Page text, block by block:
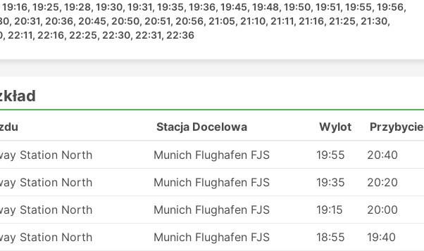
trasach, a oto lista najpopularniejszych z nich:
jest to, że możesz niemal dostosować podróż
Różne klasy i typy autobusów zaspokajają
standardowo oferują autobusy standardowej klasy.
To dobry wybór na krótsze wycieczki. Miejsca
dłuższe, jak i nocne przejazdy. Mogą oferować kuszetki
z wbudowanymi opcjami masażu, kocami, napojami
nocnymi pozwala zaoszczędzić na pokoju
pokonujesz oraz rodzaju autokaru. Na niektóre, nawet
19:25, 19:28, 19:30, 19:31, 19:35, 19:36, 19:45, 19:48, 19:50, 19:51, 19:55, 19:56,
20:31, 20:36, 20:45, 20:50, 20:51, 20:56, 21:05, 21:10, 21:11, 21:16, 21:25, 21:30,
22:11, 22:16, 22:25, 22:30, 22:31, 22:36
Stacja Docelowa Wylot Przybycie
Station North Munich Flughafen FJS 19:55 20:40
Station North Munich Flughafen FJS 19:35 20:20
Station North Munich Flughafen FJS 19:15 20:00
Station North Munich Flughafen FJS 18:55 19:40